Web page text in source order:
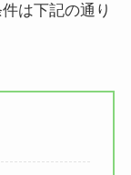
は下記の通り